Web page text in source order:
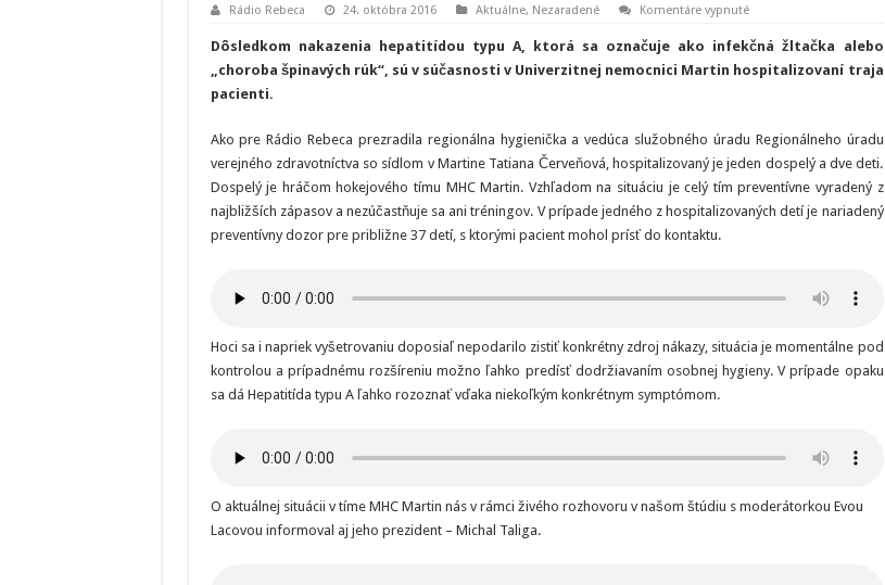
Rádio Rebeca 24. októbra 2016 Aktuálne, Nezaradené Komentáre vypnuténa
špinavých
rúk
ochromila
hráčov
sú
traja
pacienti
Dôsledkom nakazenia hepatitídou typu A, ktorá sa označuje ako infekčná žltačka alebo
„choroba špinavých rúk“, sú v súčasnosti v Univerzitnej nemocnici Martin hospitalizovaní traja
pacienti.
Ako pre Rádio Rebeca prezradila regionálna hygienička a vedúca služobného úradu Regionálneho úradu
verejného zdravotníctva so sídlom v Martine Tatiana Červeňová, hospitalizovaný je jeden dospelý a dve deti.
Dospelý je hráčom hokejového tímu MHC Martin. Vzhľadom na situáciu je celý tím preventívne vyradený z
najbližších zápasov a nezúčastňuje sa ani tréningov. V prípade jedného z hospitalizovaných detí je nariadený
preventívny dozor pre približne 37 detí, s ktorými pacient mohol prísť do kontaktu.
Hoci sa i napriek vyšetrovaniu doposiaľ nepodarilo zistiť konkrétny zdroj nákazy, situácia je momentálne pod
kontrolou a prípadnému rozšíreniu možno ľahko predísť dodržiavaním osobnej hygieny. V prípade opaku
sa dá Hepatitída typu A ľahko rozoznať vďaka niekoľkým konkrétnym symptómom.
O aktuálnej situácii v tíme MHC Martin nás v rámci živého rozhovoru v našom štúdiu s moderátorkou Evou
Lacovou informoval aj jeho prezident – Michal Taliga.